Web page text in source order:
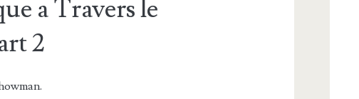
a Travers le
2